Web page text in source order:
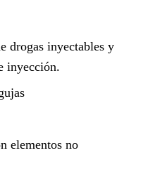
drogas inyectables y
inyección.
elementos no